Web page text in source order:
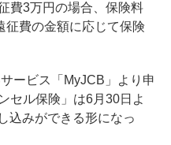
費3万円の場合、保険料
征費の金額に応じて保険
ービス「MyJCB」より申
セル保険」は6月30日よ
込みができる形になっ